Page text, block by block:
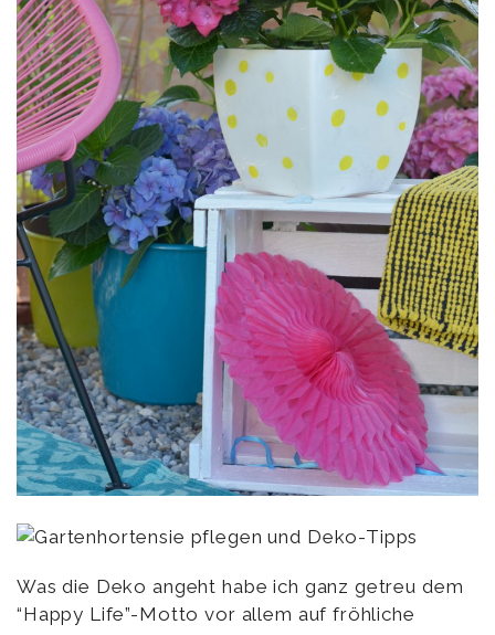
Was die Deko angeht habe ich ganz getreu dem
“Happy Life”-Motto vor allem auf fröhliche